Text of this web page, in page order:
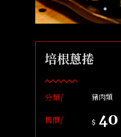
培根蔥捲
分類/ 豬肉類
售價/ $ 40